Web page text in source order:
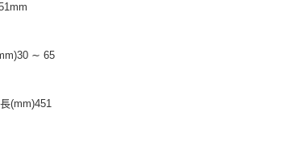
∼ 65
(mm)451